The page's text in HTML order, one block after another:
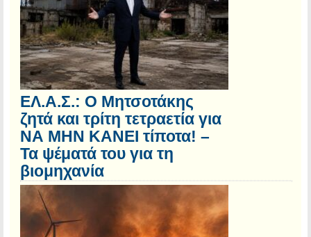
ΕΛ.Α.Σ.: Ο Μητσοτάκης
ζητά και τρίτη τετραετία για
ΝΑ ΜΗΝ ΚΑΝΕΙ τίποτα! –
Τα ψέματά του για τη
βιομηχανία